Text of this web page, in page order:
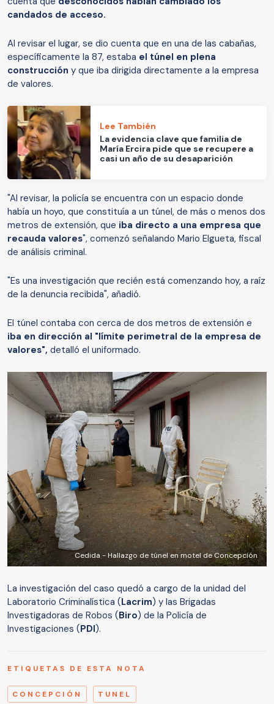
candados de acceso.
Al revisar el lugar, se dio cuenta que en una de las cabañas,
específicamente la 87, estaba el túnel en plena
construcción y que iba dirigida directamente a la empresa
de valores.
Lee También
La evidencia clave que familia de
María Ercira pide que se recupere a
casi un año de su desaparición
"Al revisar, la policía se encuentra con un espacio donde
había un hoyo, que constituía a un túnel, de más o menos dos
metros de extensión, que iba directo a una empresa que
recauda valores", comenzó señalando Mario Elgueta, fiscal
de análisis criminal.
"Es una investigación que recién está comenzando hoy, a raíz
de la denuncia recibida", añadió.
El túnel contaba con cerca de dos metros de extensión e
iba en dirección al "límite perimetral de la empresa de
valores", detalló el uniformado.
Cedida - Hallazgo de túnel en motel de Concepción
La investigación del caso quedó a cargo de la unidad del
Laboratorio Criminalística (Lacrim) y las Brigadas
Investigadoras de Robos (Biro) de la Policía de
Investigaciones (PDI).
ETIQUETAS DE ESTA NOTA
CONCEPCIÓN TUNEL